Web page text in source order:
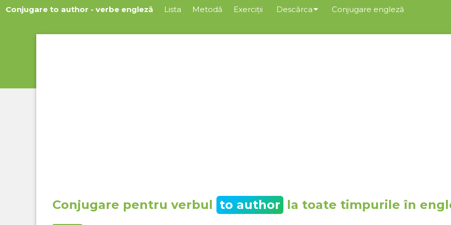
Conjugare to author - verbe engleză Lista Metodă Exerciții Descărca Conjugare engleză
Conjugare pentru verbul to author la toate timpurile în